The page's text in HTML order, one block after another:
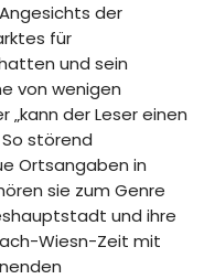
der
für
und sein
von wenigen
„kann der Leser einen
störend
Ortsangaben in
sie zum Genre
und ihre
Wiesn-Zeit mit